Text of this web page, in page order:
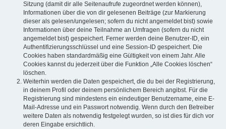
Sitzung (damit dir alle Seitenaufrufe zugeordnet werden können),
Informationen über die von dir gelesenen Beiträge (zur Markierung
dieser als gelesen/ungelesen; sofern du nicht angemeldet bist) sowie
Informationen über deine Teilnahme an Umfragen (sofern du nicht
angemeldet bist) gespeichert. Ferner werden deine Benutzer-ID, ein
Authentifizierungsschlüssel und eine Session-ID gespeichert. Die
Cookies haben standardmäßig eine Gültigkeit von einem Jahr. Alle
Cookies kannst du jederzeit über die Funktion „Alle Cookies löschen“
löschen.
Weiterhin werden die Daten gespeichert, die du bei der Registrierung,
in deinem Profil oder deinem persönlichem Bereich angibst. Für die
Registrierung sind mindestens ein eindeutiger Benutzername, eine E-
Mail-Adresse und ein Passwort notwendig. Wenn durch den Betreiber
weitere Daten als notwendig festgelegt wurden, so ist dies für dich vor
deren Eingabe ersichtlich.